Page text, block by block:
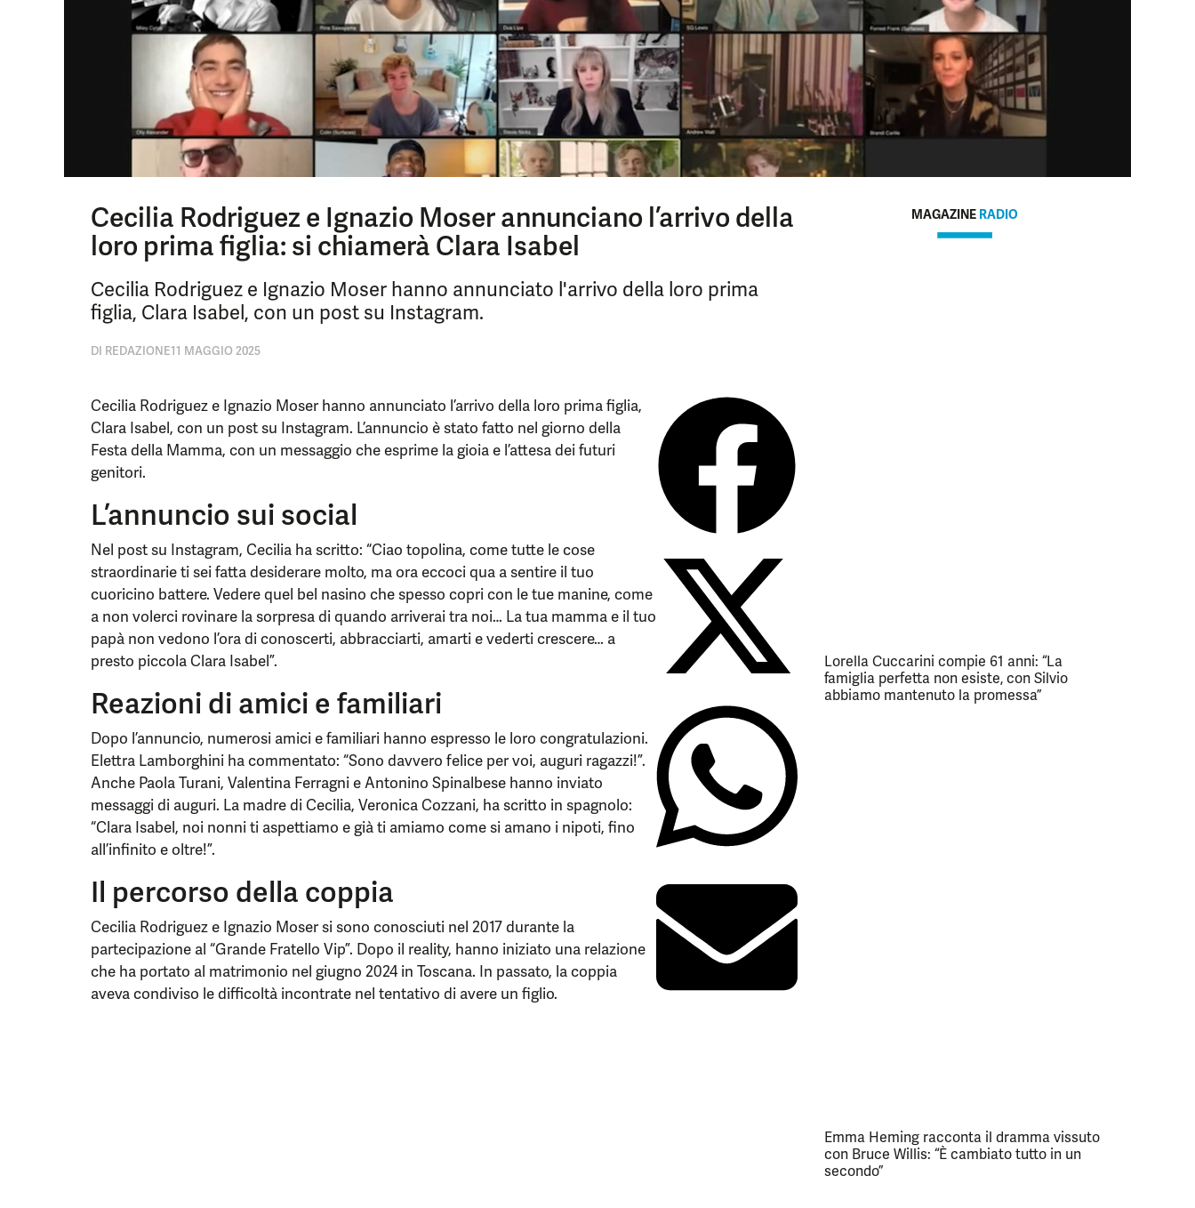
Cecilia Rodriguez e Ignazio Moser annunciano l’arrivo della
loro prima figlia: si chiamerà Clara Isabel
Cecilia Rodriguez e Ignazio Moser hanno annunciato l'arrivo della loro prima
figlia, Clara Isabel, con un post su Instagram.
DI REDAZIONE11 MAGGIO 2025
Cecilia Rodriguez e Ignazio Moser hanno annunciato l’arrivo della loro prima figlia,
Clara Isabel, con un post su Instagram. L’annuncio è stato fatto nel giorno della
Festa della Mamma, con un messaggio che esprime la gioia e l’attesa dei futuri
genitori.
L’annuncio sui social
Nel post su Instagram, Cecilia ha scritto: “Ciao topolina, come tutte le cose
straordinarie ti sei fatta desiderare molto, ma ora eccoci qua a sentire il tuo
cuoricino battere. Vedere quel bel nasino che spesso copri con le tue manine, come
a non volerci rovinare la sorpresa di quando arriverai tra noi… La tua mamma e il tuo
papà non vedono l’ora di conoscerti, abbracciarti, amarti e vederti crescere… a
presto piccola Clara Isabel”.
Reazioni di amici e familiari
Dopo l’annuncio, numerosi amici e familiari hanno espresso le loro congratulazioni.
Elettra Lamborghini ha commentato: “Sono davvero felice per voi, auguri ragazzi!”.
Anche Paola Turani, Valentina Ferragni e Antonino Spinalbese hanno inviato
messaggi di auguri. La madre di Cecilia, Veronica Cozzani, ha scritto in spagnolo:
“Clara Isabel, noi nonni ti aspettiamo e già ti amiamo come si amano i nipoti, fino
all’infinito e oltre!”.
Il percorso della coppia
Cecilia Rodriguez e Ignazio Moser si sono conosciuti nel 2017 durante la
partecipazione al “Grande Fratello Vip”. Dopo il reality, hanno iniziato una relazione
che ha portato al matrimonio nel giugno 2024 in Toscana. In passato, la coppia
aveva condiviso le difficoltà incontrate nel tentativo di avere un figlio.
MAGAZINE RADIO
Lorella Cuccarini compie 61 anni: “La
famiglia perfetta non esiste, con Silvio
abbiamo mantenuto la promessa”
Emma Heming racconta il dramma vissuto
con Bruce Willis: “È cambiato tutto in un
secondo”